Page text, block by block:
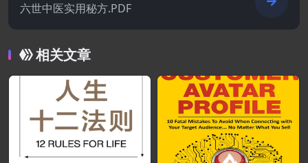
六世中医实用秘方.PDF
相关文章